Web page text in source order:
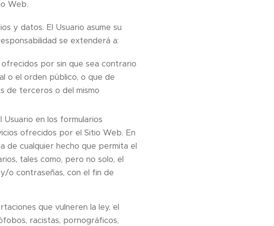
Web.
y datos. El Usuario asume su
se extenderá a:
por sin que sea contrario
o el orden público, o que de
de terceros o del mismo
en los formularios
ofrecidos por el Sitio Web. En
de cualquier hecho que permita el
tales como, pero no solo, el
o contraseñas, con el fin de
que vulneren la ley, el
racistas, pornográficos,